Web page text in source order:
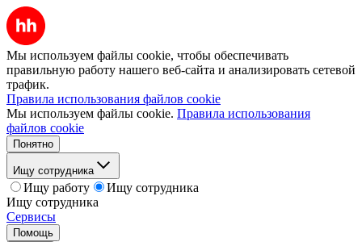
Мы используем файлы cookie, чтобы обеспечивать
правильную работу нашего веб-сайта и анализировать сетевой
трафик.
Правила использования файлов cookie
Мы используем файлы cookie. Правила использования
файлов cookie
Понятно
Ищу сотрудника
Ищу работу
Ищу сотрудника
Ищу сотрудника
Сервисы
Помощь